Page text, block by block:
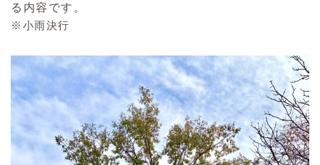
る内容です。
※小雨決行